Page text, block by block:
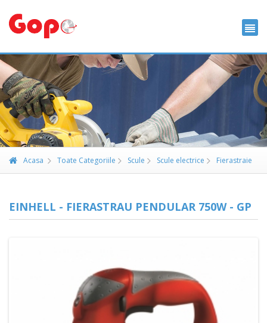
Acasa Toate Categoriile Scule Scule electrice Fierastraie
EINHELL - FIERASTRAU PENDULAR 750W - GP